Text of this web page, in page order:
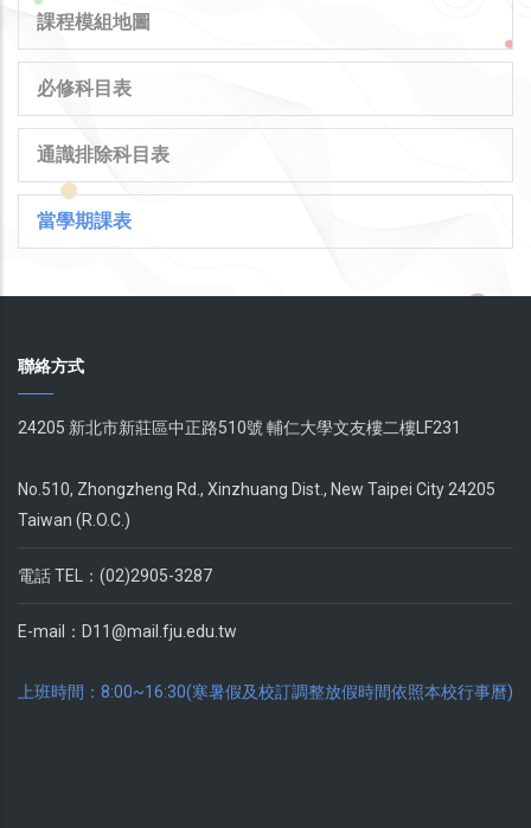
課程模組地圖
必修科目表
通識排除科目表
當學期課表
聯絡方式
24205 新北市新莊區中正路510號 輔仁大學文友樓二樓LF231
No.510, Zhongzheng Rd., Xinzhuang Dist., New Taipei City 24205
Taiwan (R.O.C.)
電話 TEL：(02)2905-3287
E-mail： D11@mail.fju.edu.tw
上班時間：8:00~16:30(寒暑假及校訂調整放假時間依照本校行事曆)